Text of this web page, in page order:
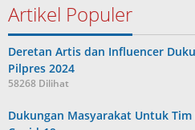
Artikel Populer
Deretan Artis dan Influencer
Pilpres 2024
58268 Dilihat
Dukungan Masyarakat Untuk